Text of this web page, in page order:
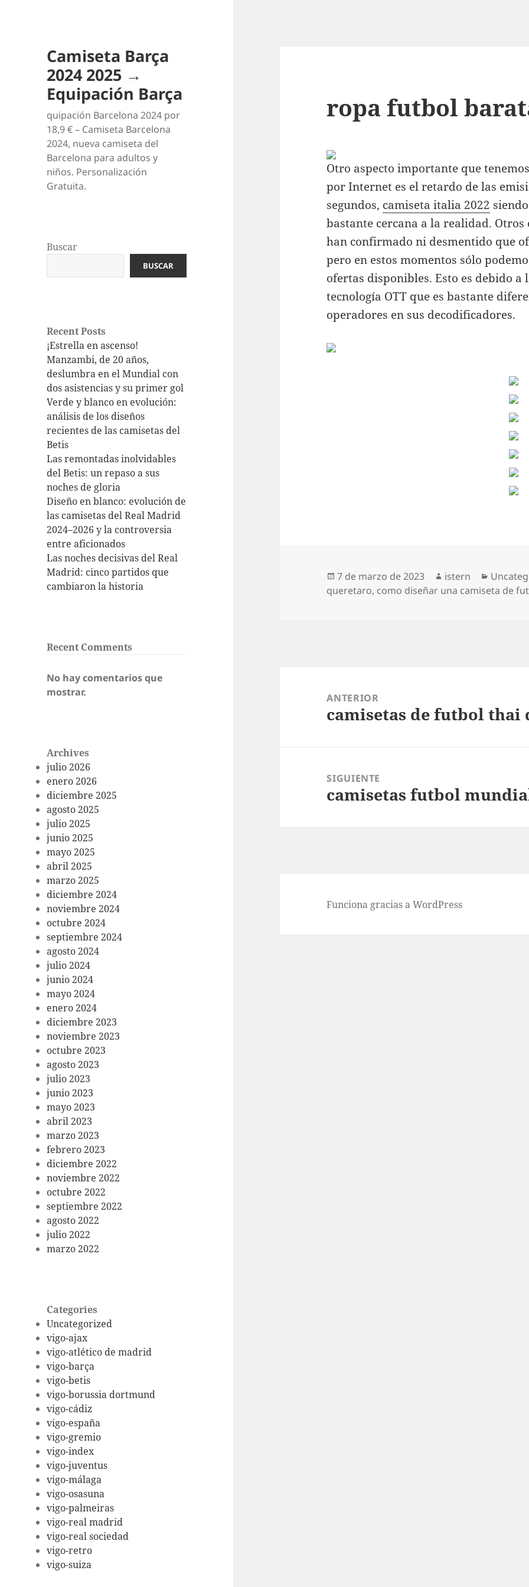
Camiseta Barça
2024 2025 →
Equipación Barça
quipación Barcelona 2024 por
18,9 € – Camiseta Barcelona
2024, nueva camiseta del
Barcelona para adultos y
niños. Personalización
Gratuita.
Buscar
BUSCAR
Recent Posts
¡Estrella en ascenso!
Manzambi, de 20 años,
deslumbra en el Mundial con
dos asistencias y su primer gol
Verde y blanco en evolución:
análisis de los diseños
recientes de las camisetas del
Betis
Las remontadas inolvidables
del Betis: un repaso a sus
noches de gloria
Diseño en blanco: evolución de
las camisetas del Real Madrid
2024–2026 y la controversia
entre aficionados
Las noches decisivas del Real
Madrid: cinco partidos que
cambiaron la historia
Recent Comments
No hay comentarios que
mostrar.
Archives
julio 2026
enero 2026
diciembre 2025
agosto 2025
julio 2025
junio 2025
mayo 2025
abril 2025
marzo 2025
diciembre 2024
noviembre 2024
octubre 2024
septiembre 2024
agosto 2024
julio 2024
junio 2024
mayo 2024
enero 2024
diciembre 2023
noviembre 2023
octubre 2023
agosto 2023
julio 2023
junio 2023
mayo 2023
abril 2023
marzo 2023
febrero 2023
diciembre 2022
noviembre 2022
octubre 2022
septiembre 2022
agosto 2022
julio 2022
marzo 2022
Categories
Uncategorized
vigo-ajax
vigo-atlético de madrid
vigo-barça
vigo-betis
vigo-borussia dortmund
vigo-cádiz
vigo-españa
vigo-gremio
vigo-index
vigo-juventus
vigo-málaga
vigo-osasuna
vigo-palmeiras
vigo-real madrid
vigo-real sociedad
vigo-retro
vigo-suiza
ropa futbol
Otro aspecto importante que
por Internet es el retardo de las
segundos, camiseta italia 2022
bastante cercana a la realidad. Otros
han confirmado ni desmentido que
pero en estos momentos sólo
ofertas disponibles. Esto es debido
tecnología OTT que es bastante
operadores en sus decodificadores.
Publicado
el
7 de marzo de 2023 Autor
istern
queretaro, como diseñar una camiseta de
entradas
ANTERIOR
Entrada
camisetas de futbol
SIGUIENTE
Entrada
camisetas futbol
Funciona gracias a WordPress